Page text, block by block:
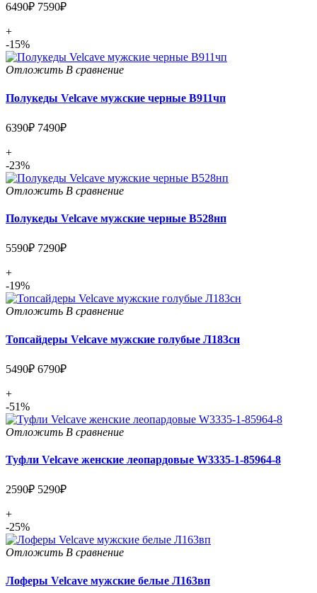
6490₽ 7590₽
+
-15%
Отложить В сравнение
Полукеды Velcave мужские черные В911чп
6390₽ 7490₽
+
-23%
Отложить В сравнение
Полукеды Velcave мужские черные В528нп
5590₽ 7290₽
+
-19%
Отложить В сравнение
Топсайдеры Velcave мужские голубые Л183сн
5490₽ 6790₽
+
-51%
Отложить В сравнение
Туфли Velcave женские леопардовые W3335-1-85964-8
2590₽ 5290₽
+
-25%
Отложить В сравнение
Лоферы Velcave мужские белые Л163вп